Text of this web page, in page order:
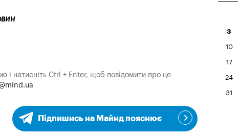
і натисніть Ctrl + Enter, щоб повідомити про це
Підпишись на Майнд пояснює
3
10
17
24
31